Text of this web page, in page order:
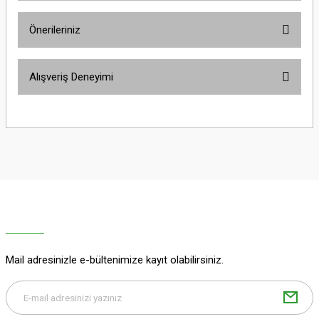
Önerileriniz
yetersiz gördüğünüz noktaları öneri formunu kullanarak tarafımıza
Gönder
Alışveriş Deneyimi
Mail adresinizle e-bültenimize kayıt olabilirsiniz.